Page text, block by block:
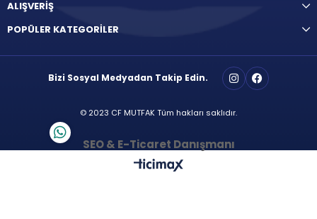
ALIŞVERİŞ
POPÜLER KATEGORİLER
Bizi Sosyal Medyadan Takip Edin.
© 2023 CF MUTFAK Tüm hakları saklıdır.
SEO & E-Ticaret Danışmanı